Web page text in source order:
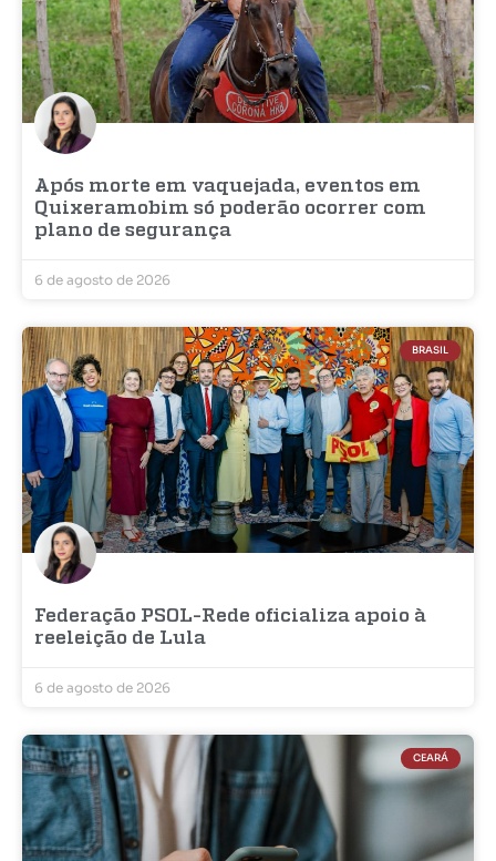
Após morte em vaquejada, eventos em
Quixeramobim só poderão ocorrer com
plano de segurança
6 de agosto de 2026
BRASIL
Federação PSOL-Rede oficializa apoio à
reeleição de Lula
6 de agosto de 2026
CEARÁ